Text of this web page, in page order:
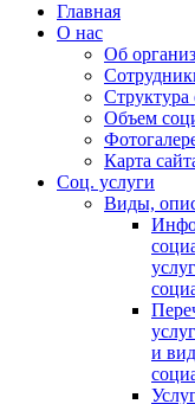
Главная
О нас
Об
Структура
Объем
Карта
Соц. услуги
Виды,
и